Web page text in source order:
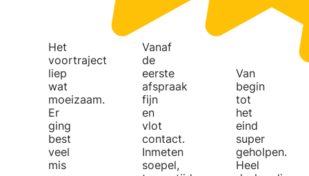
Het
voortraject
liep
wat
moeizaam.
Er
ging
best
veel
mis
Vanaf
de
eerste
afspraak
fijn
en
vlot
contact.
Inmeten
soepel,
Van
begin
tot
het
eind
super
geholpen.
Heel